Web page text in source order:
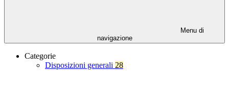
Menu di
navigazione
Categorie
Disposizioni generali 28